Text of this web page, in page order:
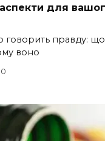
для
говорить правду: що
воно